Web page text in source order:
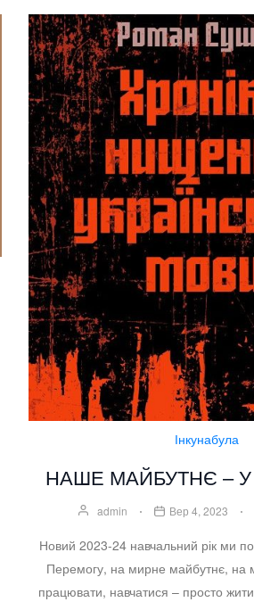
Інкунабула
НАШЕ МАЙБУТНЄ –
admin Вер 4, 2023
Новий 2023-24 навчальний рік ми
Перемогу, на мирне майбутнє, на
працювати, навчатися – просто